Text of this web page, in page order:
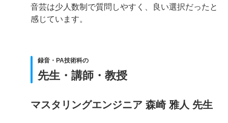
音芸は少人数制で質問しやすく、良い選択だったと
感じています。
録音・PA技術科の
先生・講師・教授
マスタリングエンジニア 森崎 雅人 先生